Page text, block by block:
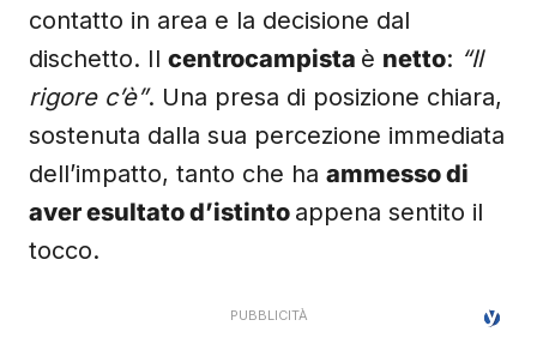
contatto in area e la decisione dal
dischetto. Il centrocampista è netto: “Il
rigore c’è”. Una presa di posizione chiara,
sostenuta dalla sua percezione immediata
dell’impatto, tanto che ha ammesso di
aver esultato d’istinto appena sentito il
tocco.